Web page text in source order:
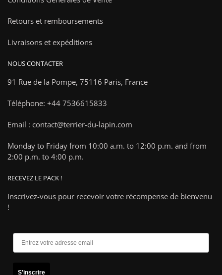
Retours et remboursements
Livraisons et expéditions
NOUS CONTACTER
91 Rue de la Pompe, 75116 Paris, France
Téléphone: +44 7536615833
Email : contact@terrier-du-lapin.com
Monday to Friday from 10:00 a.m. to 12:00 p.m. and from
2:00 p.m. to 4:00 p.m.
RECEVEZ LE PACK !
Inscrivez-vous pour recevoir votre récompense de bienvenu
!
S'inscrire